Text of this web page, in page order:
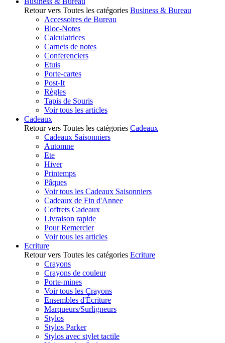
Retour vers Toutes les catégories Business & Bureau
Accessoires de Bureau
Bloc-Notes
Calculatrices
Carnets de notes
Conferenciers
Etuis
Porte-cartes
Post-It
Règles
Tapis de Souris
Voir tous les articles
Cadeaux
Retour vers Toutes les catégories Cadeaux
Cadeaux Saisonniers
Automne
Ete
Hiver
Printemps
Pâques
Voir tous les Cadeaux Saisonniers
Cadeaux de Fin d'Annee
Coffrets Cadeaux
Livraison rapide
Pour Remercier
Voir tous les articles
Ecriture
Retour vers Toutes les catégories Ecriture
Crayons
Crayons de couleur
Porte-mines
Voir tous les Crayons
Ensembles d'Écriture
Marqueurs/Surligneurs
Stylos
Stylos Parker
Stylos avec stylet tactile